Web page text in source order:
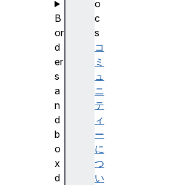
o
c
s
コ
ミ
ュ
ニ
テ
ィ
ー
に
つ
い
B
or
d
er
s
a
n
d
b
o
x
d